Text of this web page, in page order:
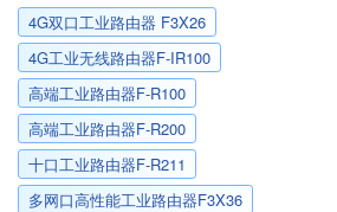
4G双口工业路由器 F3X26
4G工业无线路由器F-IR100
高端工业路由器F-R100
高端工业路由器F-R200
十口工业路由器F-R211
多网口高性能工业路由器F3X36